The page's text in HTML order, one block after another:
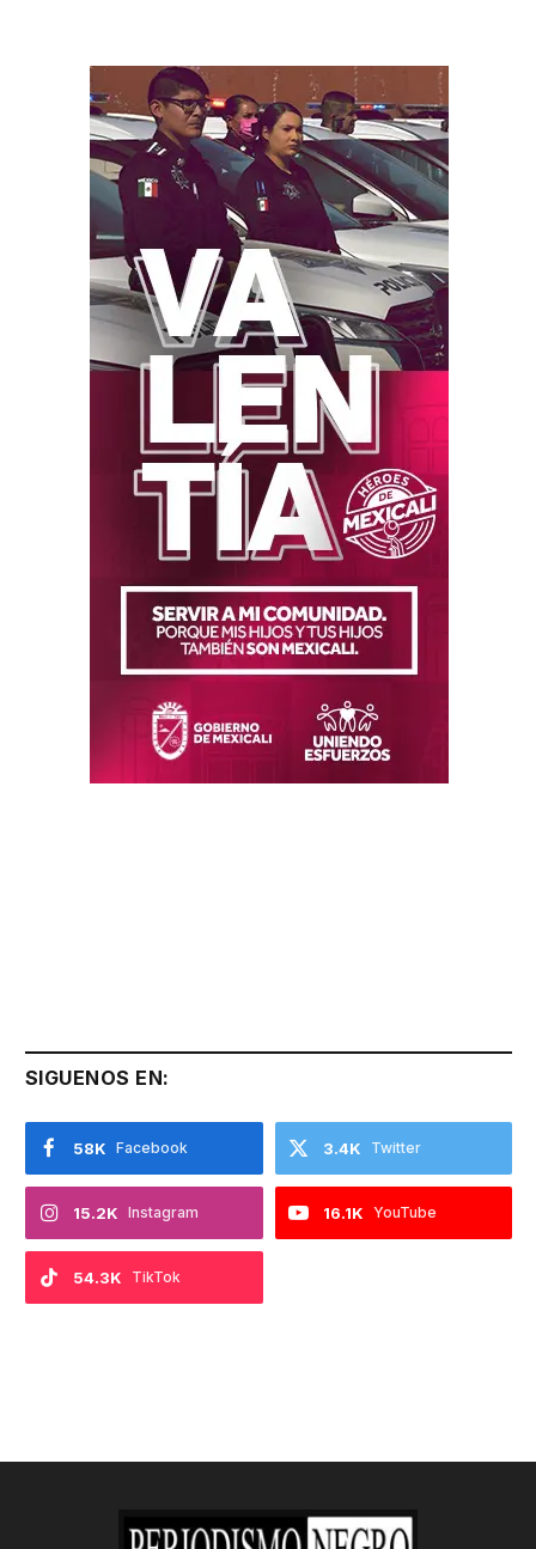
SIGUENOS EN:
Facebook
58K Twitter
3.4K
Instagram
15.2K YouTube
16.1K
TikTok
54.3K